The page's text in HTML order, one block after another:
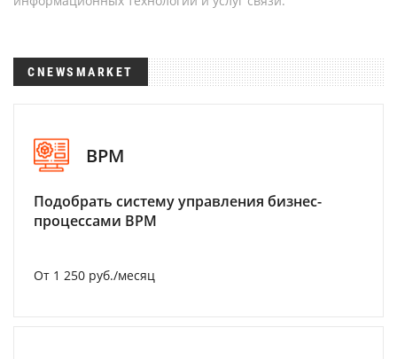
CNEWSMARKET
BPM
Подобрать систему управления бизнес-
процессами BPM
От 1 250 руб./месяц